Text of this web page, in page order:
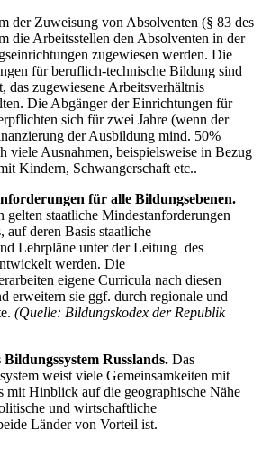
der Zuweisung von Absolventen (§ 83 des
die Arbeitsstellen den Absolventen in der
zugewiesen werden. Die
für beruflich-technische Bildung sind
das zugewiesene Arbeitsverhältnis
Die Abgänger der Einrichtungen für
sich für zwei Jahre (wenn der
der Ausbildung mind. 50%
viele Ausnahmen, beispielsweise in Bezug
Kindern, Schwangerschaft etc..
für alle Bildungsebenen.
gelten staatliche Mindestanforderungen
auf deren Basis staatliche
Lehrpläne unter der Leitung des
werden. Die
eigene Curricula nach diesen
erweitern sie ggf. durch regionale und
(Quelle: Bildungskodex der Republik
Russlands. Das
weist viele Gemeinsamkeiten mit
mit Hinblick auf die geographische Nähe
und wirtschaftliche
Länder von Vorteil ist.